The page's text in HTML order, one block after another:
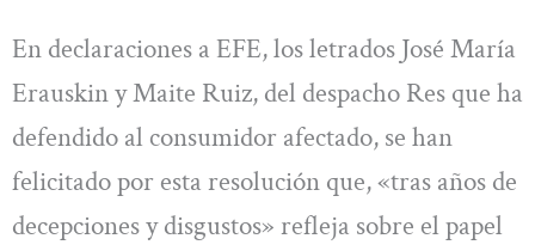
En declaraciones a EFE, los letrados José María
Erauskin y Maite Ruiz, del despacho Res que ha
defendido al consumidor afectado, se han
felicitado por esta resolución que, «tras años de
decepciones y disgustos» refleja sobre el papel